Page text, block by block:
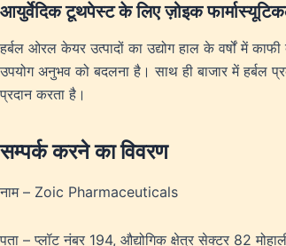
आयुर्वेदिक टूथपेस्ट के लिए ज़ोइक
हर्बल ओरल केयर उत्पादों का उद्योग हाल के वर्षों में
उपयोग अनुभव को बदलना है। साथ ही बाजार में
प्रदान करता है।
सम्पर्क करने का विवरण
नाम – Zoic Pharmaceuticals
पता – प्लॉट नंबर 194, औद्योगिक क्षेत्र सेक्टर 82